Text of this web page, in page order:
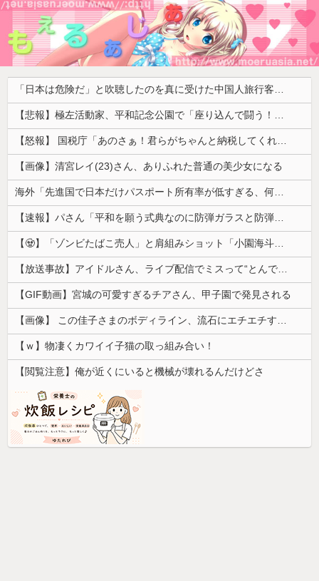
「日本は危険だ」と吹聴したのを真に受けた中国人旅行客、だが代替旅行先が日本ほど安全ではなかった結果……
【悲報】極左活動家、平和記念公園で「座り込んで闘う！」と意気込むも… → 警察に完全排除されてしまう ………
【怒報】 国税庁「あのさぁ！君らがちゃんと納税してくれないとこうなっちゃうけどどうする？！」←これw w w w w w w w
【画像】清宮レイ(23)さん、ありふれた普通の美少女になる
海外「先進国で日本だけパスポート所有率が低すぎる、何故なのか」
【速報】パさん「平和を願う式典なのに防弾ガラスと防弾バッグSP」安倍元首相の悲劇や石破前首相も同環境だったことは忘れる
【🧟】「ゾンビたばこ売人」と肩組みショット「小園海斗」に注がれる“厳しい視線” 「レギュラー剥奪も選択肢のひとつに」
【放送事故】アイドルさん、ライブ配信でミスって“とんでもないもの”を映してしまいネット騒然ｗｗｗ 【Pickup07092038】
【GIF動画】宮城の可愛すぎるチアさん、甲子園で発見される
【画像】 この佳子さまのボディライン、流石にエチエチすぎやろ！
【ｗ】物凄くカワイイ子猫の取っ組み合い！
【閲覧注意】俺が近くにいると機械が壊れるんだけどさ